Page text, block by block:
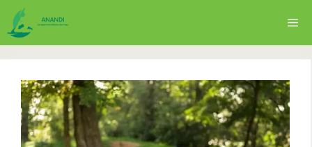
contenuto